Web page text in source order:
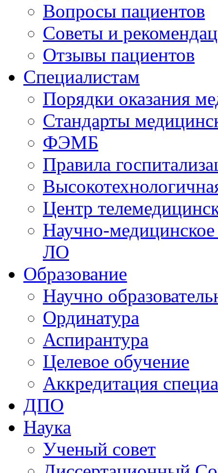
Вопросы пациентов
Советы и
Отзывы пациентов
Специалистам
Порядки оказания
Стандарты
ФЭМБ
Правила
Центр
Научно-
ЛО
Образование
Научно
Ординатура
Аспирантура
Целевое обучение
Аккредитация
ДПО
Наука
Ученый совет